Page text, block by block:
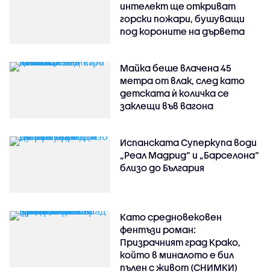
интелект ще откриват
горски пожари, бушуващи
под короните на дървета
Майка беше влачена 45
метра от влак, след като
детската ѝ количка се
заклещи във вагона
Испанската Суперкупа води
„Реал Мадрид“ и „Барселона“
близо до България
Като средновековен
фентъзи роман:
Призрачният град Крако,
който в миналото е бил
пълен с живот (СНИМКИ)